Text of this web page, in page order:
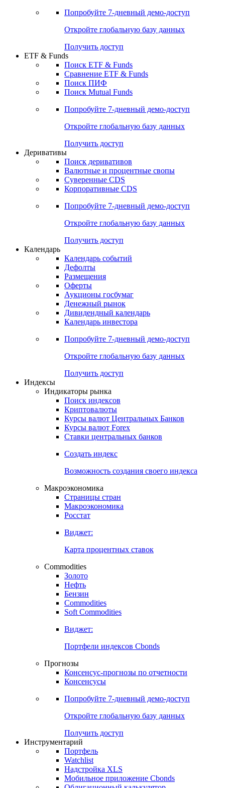
Попробуйте 7-дневный демо-доступ
Откройте глобальную базу данных
Получить доступ
ETF & Funds
Поиск ETF & Funds
Сравнение ETF & Funds
Поиск ПИФ
Поиск Mutual Funds
Попробуйте 7-дневный демо-доступ
Откройте глобальную базу данных
Получить доступ
Деривативы
Поиск деривативов
Валютные и процентные свопы
Суверенные CDS
Корпоративные CDS
Попробуйте 7-дневный демо-доступ
Откройте глобальную базу данных
Получить доступ
Календарь
Календарь событий
Дефолты
Размещения
Оферты
Аукционы госбумаг
Денежный рынок
Дивидендный календарь
Календарь инвестора
Попробуйте 7-дневный демо-доступ
Откройте глобальную базу данных
Получить доступ
Индексы
Индикаторы рынка
Поиск индексов
Криптовалюты
Курсы валют Центральных Банков
Курсы валют Forex
Ставки центральных банков
Создать индекс
Возможность создания своего индекса
Макроэкономика
Страницы стран
Макроэкономика
Росстат
Виджет:
Карта процентных ставок
Commodities
Золото
Нефть
Бензин
Commodities
Soft Commodities
Виджет:
Портфели индексов Cbonds
Прогнозы
Консенсус-прогнозы по отчетности
Консенсусы
Попробуйте 7-дневный демо-доступ
Откройте глобальную базу данных
Получить доступ
Инструментарий
Портфель
Watchlist
Надстройка XLS
Мобильное приложение Cbonds